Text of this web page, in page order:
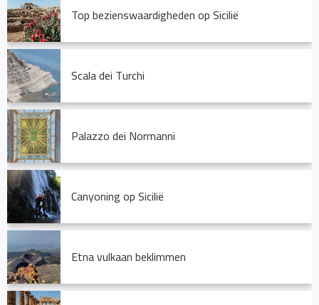
Top bezienswaardigheden op Sicilië
Scala dei Turchi
Palazzo dei Normanni
Canyoning op Sicilië
Etna vulkaan beklimmen